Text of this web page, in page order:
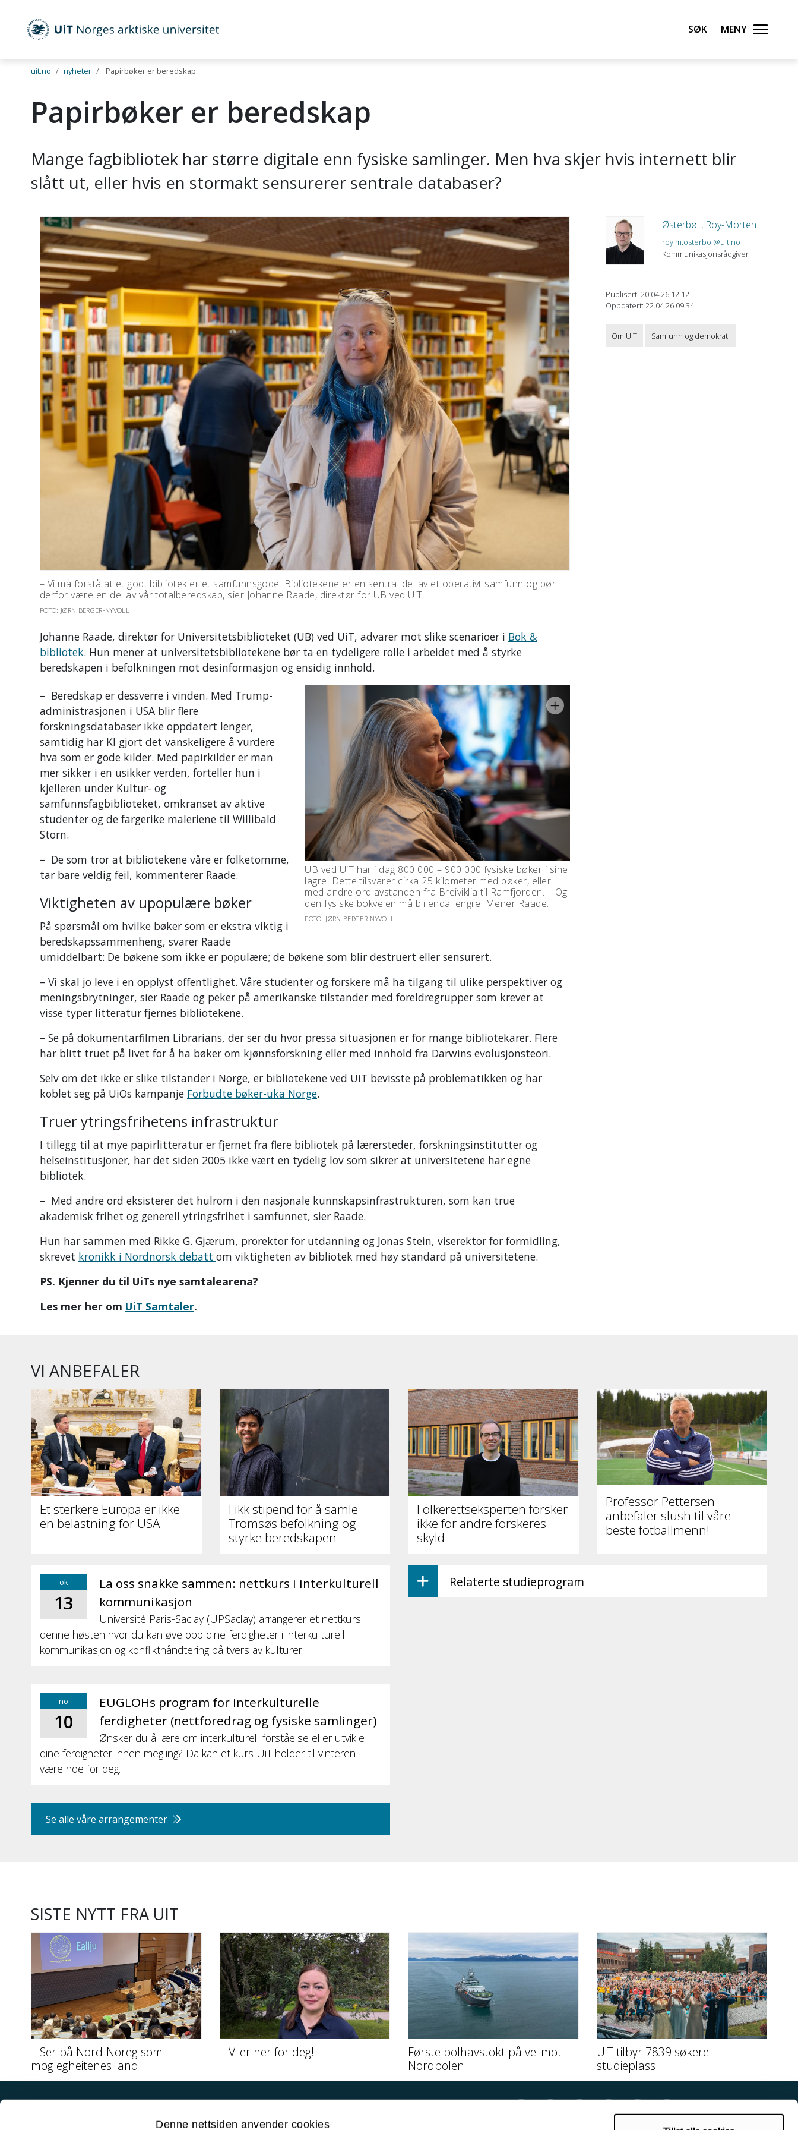
Denne nettsiden anvender cookies
Gå til hovedinnhold
UiT Norges arktiske universitet Søk Meny
uit.no nyheter Papirbøker er beredskap
Papirbøker er beredskap
Mange fagbibliotek har større digitale enn fysiske samlinger. Men hva skjer hvis internett blir
slått ut, eller hvis en stormakt sensurerer sentrale databaser?
– Vi må forstå at et godt bibliotek er et samfunnsgode. Bibliotekene er en sentral del av et operativt samfunn og bør
derfor være en del av vår totalberedskap, sier Johanne Raade, direktør for UB ved UiT.
FOTO: JØRN BERGER-NYVOLL
Østerbøl , Roy-Morten
roy.m.osterbol@uit.no
Kommunikasjonsrådgiver
Publisert: 20.04.26 12:12
Oppdatert: 22.04.26 09:34
Om UiT Samfunn og demokrati
Johanne Raade, direktør for Universitetsbiblioteket (UB) ved UiT, advarer mot slike scenarioer i Bok &
bibliotek. Hun mener at universitetsbibliotekene bør ta en tydeligere rolle i arbeidet med å styrke
beredskapen i befolkningen mot desinformasjon og ensidig innhold.
UB ved UiT har i dag 800 000 – 900 000 fysiske bøker i sine
lagre. Dette tilsvarer cirka 25 kilometer med bøker, eller
med andre ord avstanden fra Breiviklia til Ramfjorden. – Og
den fysiske bokveien må bli enda lengre! Mener Raade.
FOTO: JØRN BERGER-NYVOLL
– Beredskap er dessverre i vinden. Med Trump-
administrasjonen i USA blir flere
forskningsdatabaser ikke oppdatert lenger,
samtidig har KI gjort det vanskeligere å vurdere
hva som er gode kilder. Med papirkilder er man
mer sikker i en usikker verden, forteller hun i
kjelleren under Kultur- og
samfunnsfagbiblioteket, omkranset av aktive
studenter og de fargerike maleriene til Willibald
Storn.
– De som tror at bibliotekene våre er folketomme,
tar bare veldig feil, kommenterer Raade.
Viktigheten av upopulære bøker
På spørsmål om hvilke bøker som er ekstra viktig i
beredskapssammenheng, svarer Raade
umiddelbart: De bøkene som ikke er populære; de bøkene som blir destruert eller sensurert.
– Vi skal jo leve i en opplyst offentlighet. Våre studenter og forskere må ha tilgang til ulike perspektiver og
meningsbrytninger, sier Raade og peker på amerikanske tilstander med foreldregrupper som krever at
visse typer litteratur fjernes bibliotekene.
– Se på dokumentarfilmen Librarians, der ser du hvor pressa situasjonen er for mange bibliotekarer. Flere
har blitt truet på livet for å ha bøker om kjønnsforskning eller med innhold fra Darwins evolusjonsteori.
Selv om det ikke er slike tilstander i Norge, er bibliotekene ved UiT bevisste på problematikken og har
koblet seg på UiOs kampanje Forbudte bøker-uka Norge.
Truer ytringsfrihetens infrastruktur
I tillegg til at mye papirlitteratur er fjernet fra flere bibliotek på lærersteder, forskningsinstitutter og
helseinstitusjoner, har det siden 2005 ikke vært en tydelig lov som sikrer at universitetene har egne
bibliotek.
– Med andre ord eksisterer det hulrom i den nasjonale kunnskapsinfrastrukturen, som kan true
akademisk frihet og generell ytringsfrihet i samfunnet, sier Raade.
Hun har sammen med Rikke G. Gjærum, prorektor for utdanning og Jonas Stein, viserektor for formidling,
skrevet kronikk i Nordnorsk debatt om viktigheten av bibliotek med høy standard på universitetene.
PS. Kjenner du til UiTs nye samtalearena?
Les mer her om UiT Samtaler.
VI ANBEFALER
Et sterkere Europa er ikke
en belastning for USA
Fikk stipend for å samle
Tromsøs befolkning og
styrke beredskapen
Folkerettseksperten forsker
ikke for andre forskeres
skyld
Professor Pettersen
anbefaler slush til våre
beste fotballmenn!
ok
13
La oss snakke sammen: nettkurs i interkulturell
kommunikasjon
Université Paris-Saclay (UPSaclay) arrangerer et nettkurs
denne høsten hvor du kan øve opp dine ferdigheter i interkulturell
kommunikasjon og konflikthåndtering på tvers av kulturer.
no
10
EUGLOHs program for interkulturelle
ferdigheter (nettforedrag og fysiske samlinger)
Ønsker du å lære om interkulturell forståelse eller utvikle
dine ferdigheter innen megling? Da kan et kurs UiT holder til vinteren
være noe for deg.
Se alle våre arrangementer
Relaterte studieprogram
SISTE NYTT FRA UIT
– Ser på Nord-Noreg som
moglegheitenes land
– Vi er her for deg!
Første polhavstokt på vei mot
Nordpolen
UiT tilbyr 7839 søkere
studieplass